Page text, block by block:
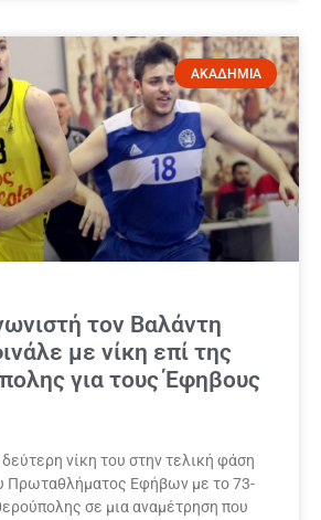
ΑΚΑΔΗΜΙΑ
τον Βαλάντη
με νίκη επί της
για τους Έφηβους
νίκη του στην τελική φάση
Πρωταθλήματος Εφήβων με το 73-
σε μια αναμέτρηση που